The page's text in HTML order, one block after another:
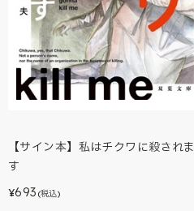
【サイン本】私はチクワに殺されま
す
¥693 (税込)